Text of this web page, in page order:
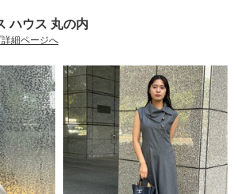
ハウス 丸の内
細ページへ